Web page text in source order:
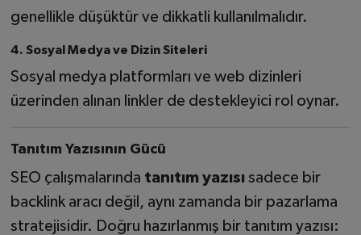
genellikle düşüktür ve dikkatli kullanılmalıdır.
4. Sosyal Medya ve Dizin Siteleri
Sosyal medya platformları ve web dizinleri
üzerinden alınan linkler de destekleyici rol oynar.
Tanıtım Yazısının Gücü
SEO çalışmalarında tanıtım yazısısadece bir
backlink aracı değil, aynı zamanda bir pazarlama
stratejisidir. Doğru hazırlanmış bir tanıtım yazısı: